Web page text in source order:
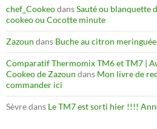
chef_CookeodansSauté ou blanquette
cookeo ou Cocotte minute
Zazoun dans Buche au citron
Comparatif Thermomix TM6 et TM7 |
Cookeo de Zazoun dans Mon livre de
commander ici
Sèvredans Le TM7 est sorti hier !!!!